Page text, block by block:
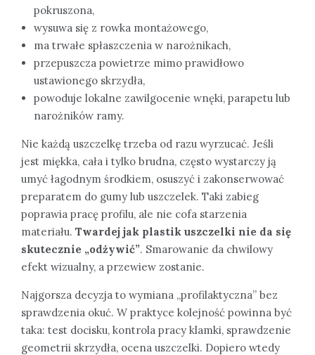
pokruszona,
wysuwa się z rowka montażowego,
ma trwałe spłaszczenia w narożnikach,
przepuszcza powietrze mimo prawidłowo
ustawionego skrzydła,
powoduje lokalne zawilgocenie wnęki, parapetu lub
narożników ramy.
Nie każdą uszczelkę trzeba od razu wyrzucać. Jeśli
jest miękka, cała i tylko brudna, często wystarczy ją
umyć łagodnym środkiem, osuszyć i zakonserwować
preparatem do gumy lub uszczelek. Taki zabieg
poprawia pracę profilu, ale nie cofa starzenia
materiału. Twardej jak plastik uszczelki nie da się
skutecznie „odżywić”. Smarowanie da chwilowy
efekt wizualny, a przewiew zostanie.
Najgorsza decyzja to wymiana „profilaktyczna” bez
sprawdzenia okuć. W praktyce kolejność powinna być
taka: test docisku, kontrola pracy klamki, sprawdzenie
geometrii skrzydła, ocena uszczelki. Dopiero wtedy